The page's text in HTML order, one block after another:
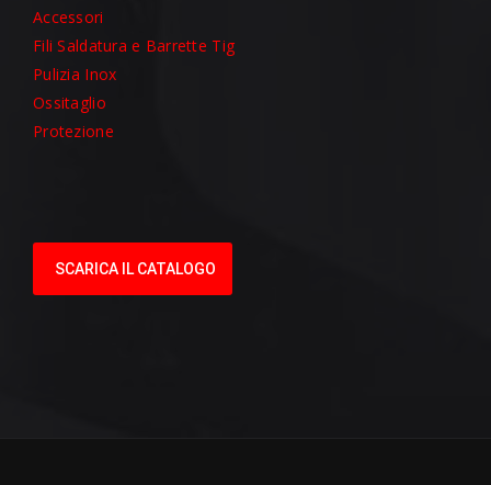
Accessori
Fili Saldatura e Barrette Tig
Pulizia Inox
Ossitaglio
Protezione
SCARICA IL CATALOGO